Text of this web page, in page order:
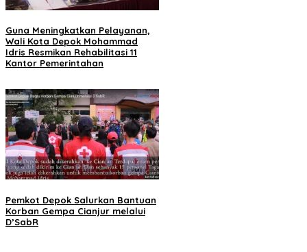
Guna Meningkatkan Pelayanan,
Wali Kota Depok Mohammad
Idris Resmikan Rehabilitasi 11
Kantor Pemerintahan
Pemkot Depok Salurkan Bantuan
Korban Gempa Cianjur melalui
D’SabR